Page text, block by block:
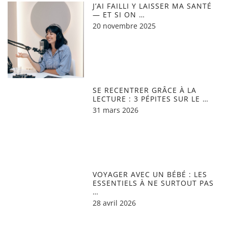
J’AI FAILLI Y LAISSER MA SANTÉ
— ET SI ON …
20 novembre 2025
SE RECENTRER GRÂCE À LA
LECTURE : 3 PÉPITES SUR LE …
31 mars 2026
VOYAGER AVEC UN BÉBÉ : LES
ESSENTIELS À NE SURTOUT PAS
…
28 avril 2026